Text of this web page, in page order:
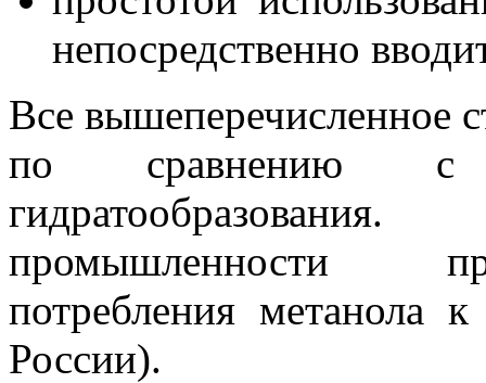
непосредственно
Все вышеперечисленное
по сравнению с
промышленности
потребления
России).